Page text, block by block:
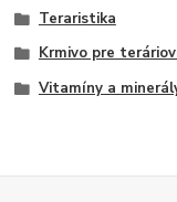
Teraristika
Krmivo pre
Vitamíny a